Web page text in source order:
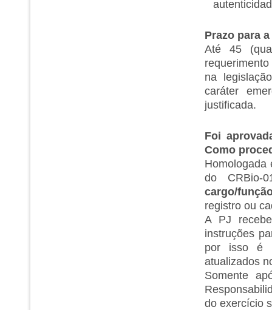
Prazo para
Até 45
na
caráter
justificada.
Foi
Como
Homologada
do
cargo/
registro ou
A PJ
instruções
por isso é
atualizados
Somente
do exercício